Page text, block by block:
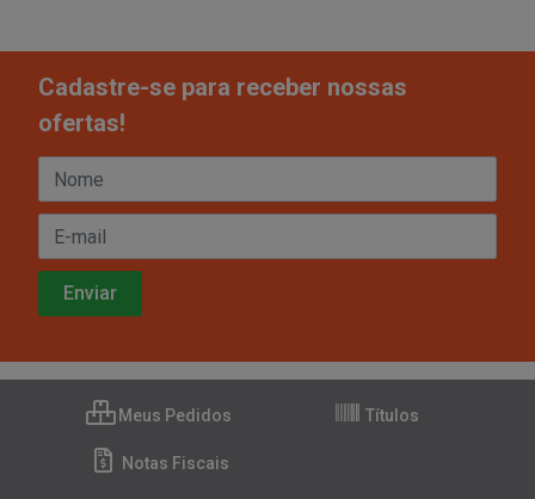
Cadastre-se para receber nossas
ofertas!
Meus Pedidos Títulos
Notas Fiscais